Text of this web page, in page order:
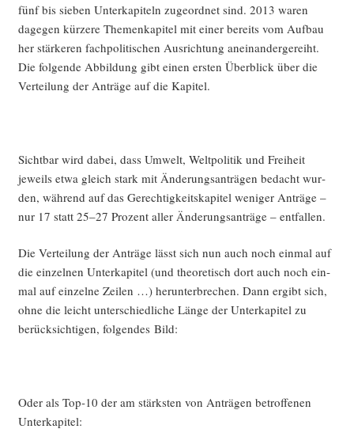
fünf bis sie­ben Unter­ka­pi­teln zuge­ord­net sind. 2013 waren
dage­gen kür­ze­re The­men­ka­pi­tel mit einer bereits vom Auf­bau
her stär­ke­ren fach­po­li­ti­schen Aus­rich­tung anein­an­der­ge­reiht.
Die fol­gen­de Abbil­dung gibt einen ers­ten Über­blick über die
Ver­tei­lung der Anträ­ge auf die Kapitel.
Sicht­bar wird dabei, dass Umwelt, Welt­po­li­tik und Frei­heit
jeweils etwa gleich stark mit Ände­rungs­an­trä­gen bedacht wur­
den, wäh­rend auf das Gerech­tig­keits­ka­pi­tel weni­ger Anträ­ge –
nur 17 statt 25–27 Pro­zent aller Ände­rungs­an­trä­ge – entfallen.
Die Ver­tei­lung der Anträ­ge lässt sich nun auch noch ein­mal auf
die ein­zel­nen Unter­ka­pi­tel (und theo­re­tisch dort auch noch ein­
mal auf ein­zel­ne Zei­len …) her­un­ter­bre­chen. Dann ergibt sich,
ohne die leicht unter­schied­li­che Län­ge der Unter­ka­pi­tel zu
berück­sich­ti­gen, fol­gen­des Bild:
Oder als Top-10 der am stärks­ten von Anträ­gen betrof­fe­nen
Unterkapitel: